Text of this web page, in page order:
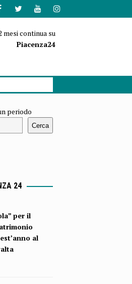
continua su
Piacenza24
periodo
Cerca
24
per il
al